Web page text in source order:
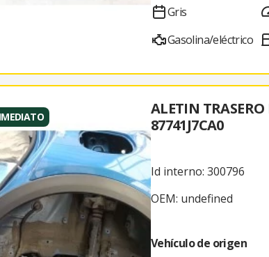
Gris
Gasolina/eléctrico
ALETIN
87741J7CA0
Id interno: 300796
OEM: undefined
Vehículo de origen